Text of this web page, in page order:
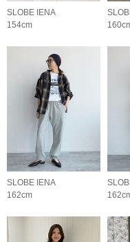
SLOBE IENA
154cm
SLOBE IENA
162cm